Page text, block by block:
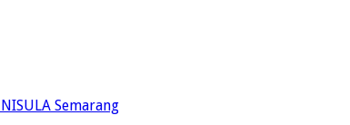
Semarang